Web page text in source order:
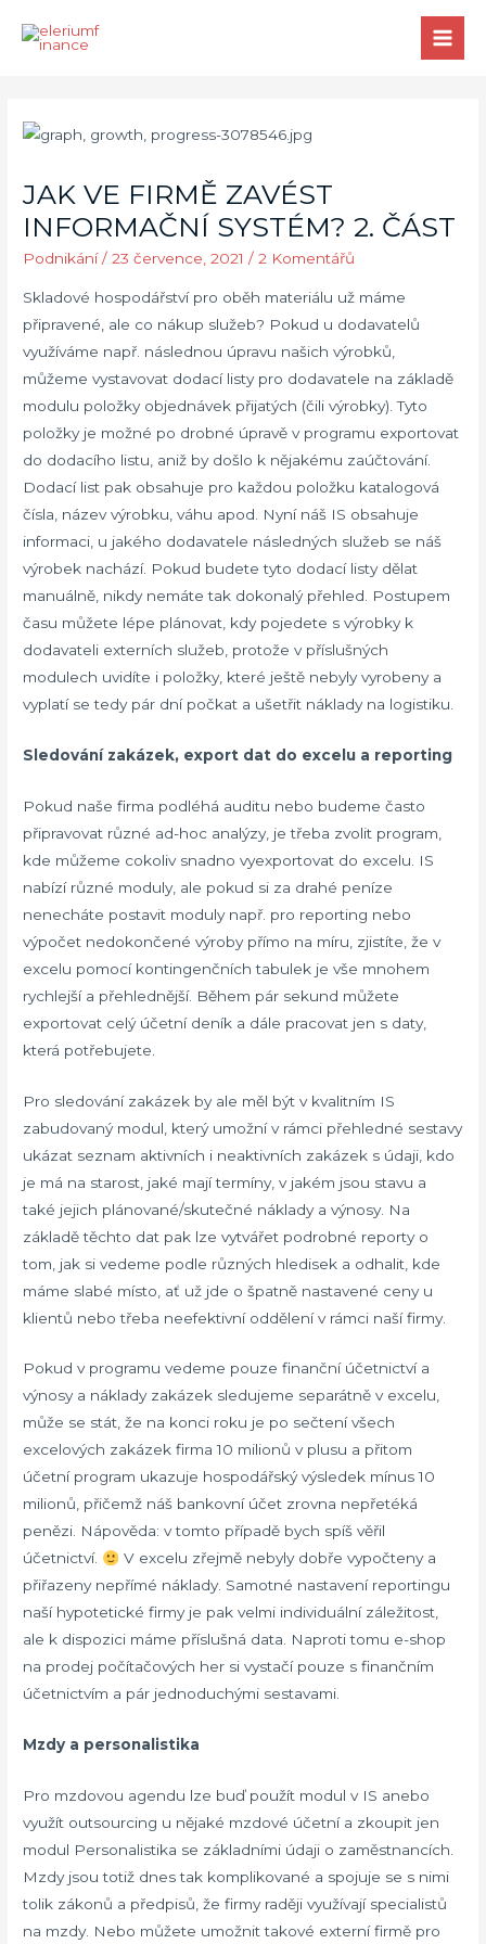
JAK VE FIRMĚ ZAVÉST
INFORMAČNÍ SYSTÉM? 2. ČÁST
Podnikání/23 července, 2021 /2 Komentářů
Skladové hospodářství pro oběh materiálu už máme
připravené, ale co nákup služeb? Pokud u dodavatelů
využíváme např. následnou úpravu našich výrobků,
můžeme vystavovat dodací listy pro dodavatele na základě
modulu položky objednávek přijatých (čili výrobky). Tyto
položky je možné po drobné úpravě v programu exportovat
do dodacího listu, aniž by došlo k nějakému zaúčtování.
Dodací list pak obsahuje pro každou položku katalogová
čísla, název výrobku, váhu apod. Nyní náš IS obsahuje
informaci, u jakého dodavatele následných služeb se náš
výrobek nachází. Pokud budete tyto dodací listy dělat
manuálně, nikdy nemáte tak dokonalý přehled. Postupem
času můžete lépe plánovat, kdy pojedete s výrobky k
dodavateli externích služeb, protože v příslušných
modulech uvidíte i položky, které ještě nebyly vyrobeny a
vyplatí se tedy pár dní počkat a ušetřit náklady na logistiku.
Sledování zakázek, export dat do excelu a reporting
Pokud naše firma podléhá auditu nebo budeme často
připravovat různé ad-hoc analýzy, je třeba zvolit program,
kde můžeme cokoliv snadno vyexportovat do excelu. IS
nabízí různé moduly, ale pokud si za drahé peníze
nenecháte postavit moduly např. pro reporting nebo
výpočet nedokončené výroby přímo na míru, zjistíte, že v
excelu pomocí kontingenčních tabulek je vše mnohem
rychlejší a přehlednější. Během pár sekund můžete
exportovat celý účetní deník a dále pracovat jen s daty,
která potřebujete.
Pro sledování zakázek by ale měl být v kvalitním IS
zabudovaný modul, který umožní v rámci přehledné sestavy
ukázat seznam aktivních i neaktivních zakázek s údaji, kdo
je má na starost, jaké mají termíny, v jakém jsou stavu a
také jejich plánované/skutečné náklady a výnosy. Na
základě těchto dat pak lze vytvářet podrobné reporty o
tom, jak si vedeme podle různých hledisek a odhalit, kde
máme slabé místo, ať už jde o špatně nastavené ceny u
klientů nebo třeba neefektivní oddělení v rámci naší firmy.
Pokud v programu vedeme pouze finanční účetnictví a
výnosy a náklady zakázek sledujeme separátně v excelu,
může se stát, že na konci roku je po sečtení všech
excelových zakázek firma 10 milionů v plusu a přitom
účetní program ukazuje hospodářský výsledek mínus 10
milionů, přičemž náš bankovní účet zrovna nepřetéká
penězi. Nápověda: v tomto případě bych spíš věřil
účetnictví.
V excelu zřejmě nebyly dobře vypočteny a
přiřazeny nepřímé náklady. Samotné nastavení reportingu
naší hypotetické firmy je pak velmi individuální záležitost,
ale k dispozici máme příslušná data. Naproti tomu e-shop
na prodej počítačových her si vystačí pouze s finančním
účetnictvím a pár jednoduchými sestavami.
Mzdy a personalistika
Pro mzdovou agendu lze buď použít modul v IS anebo
využít outsourcing u nějaké mzdové účetní a zkoupit jen
modul Personalistika se základními údaji o zaměstnancích.
Mzdy jsou totiž dnes tak komplikované a spojuje se s nimi
tolik zákonů a předpisů, že firmy raději využívají specialistů
na mzdy. Nebo můžete umožnit takové externí firmě pro